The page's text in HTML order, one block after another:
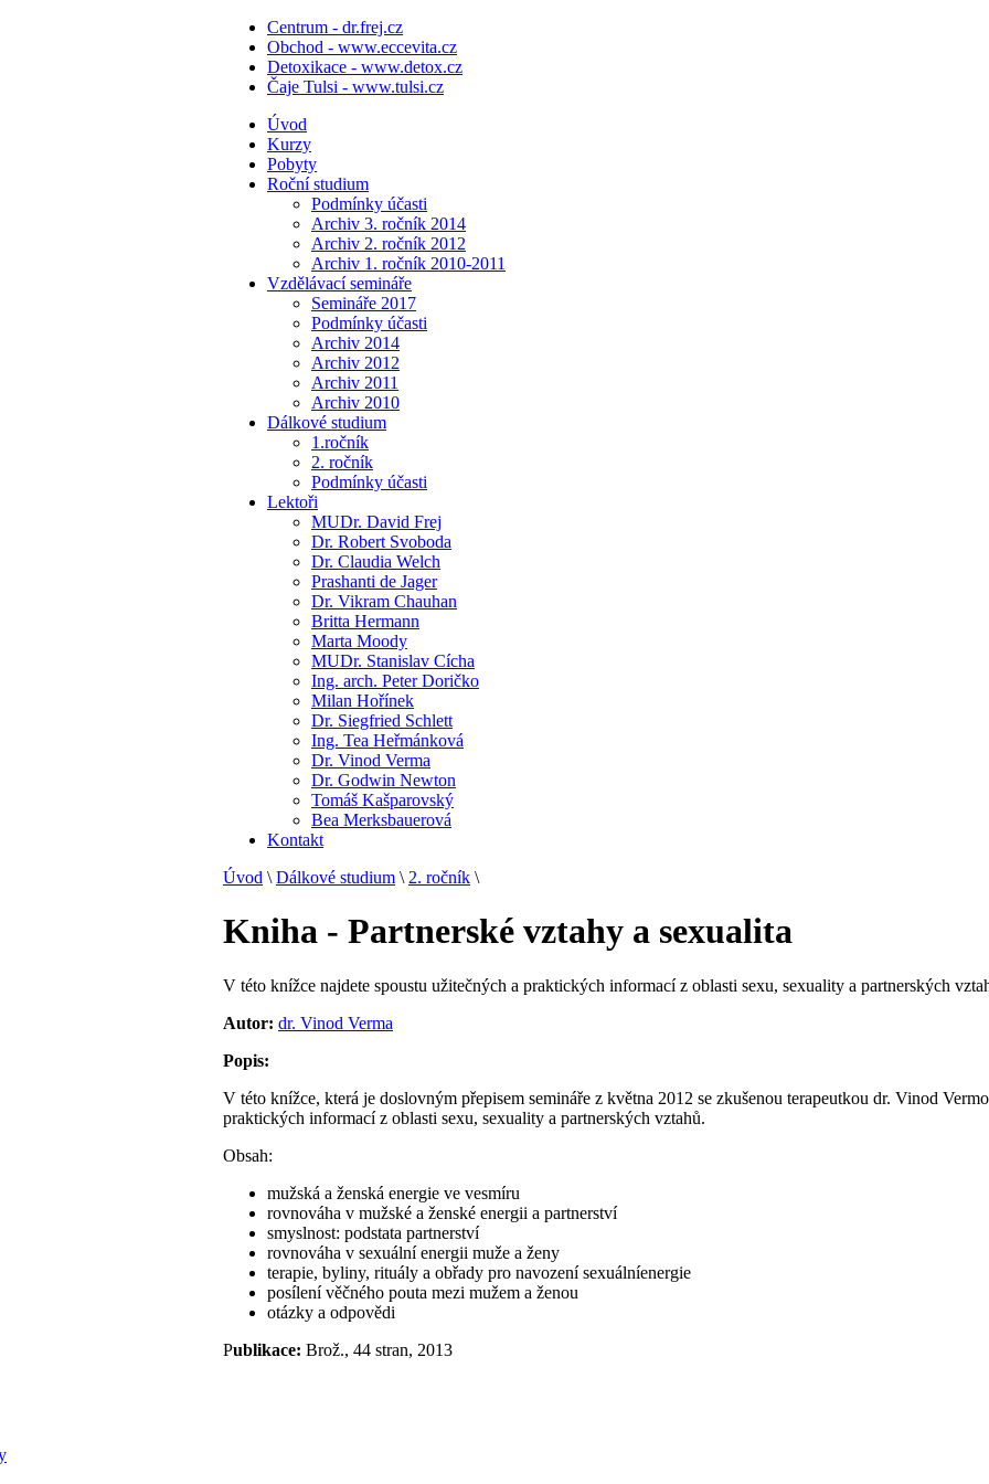
Centrum - dr.frej.cz
Obchod - www.eccevita.cz
Detoxikace - www.detox.cz
Čaje Tulsi - www.tulsi.cz
Úvod
Kurzy
Pobyty
Roční studium
Podmínky účasti
Archiv 3. ročník 2014
Archiv 2. ročník 2012
Archiv 1. ročník 2010-2011
Vzdělávací semináře
Semináře 2017
Podmínky účasti
Archiv 2014
Archiv 2012
Archiv 2011
Archiv 2010
Dálkové studium
1.ročník
2. ročník
Podmínky účasti
Lektoři
MUDr. David Frej
Dr. Robert Svoboda
Dr. Claudia Welch
Prashanti de Jager
Dr. Vikram Chauhan
Britta Hermann
Marta Moody
MUDr. Stanislav Cícha
Ing. arch. Peter Doričko
Milan Hořínek
Dr. Siegfried Schlett
Ing. Tea Heřmánková
Dr. Vinod Verma
Dr. Godwin Newton
Tomáš Kašparovský
Bea Merksbauerová
Kontakt
Úvod \ Dálkové studium \ 2. ročník \
Kniha - Partnerské vztahy a sexualita
V této knížce najdete spoustu užitečných a praktických informací z oblasti sexu, sexuality a partnerských
Autor: dr. Vinod Verma
Popis:
V této knížce, která je doslovným přepisem semináře z května 2012 se zkušenou terapeutkou dr. Vinod
praktických informací z oblasti sexu, sexuality a partnerských vztahů.
Obsah:
mužská a ženská energie ve vesmíru
rovnováha v mužské a ženské energii a partnerství
smyslnost: podstata partnerství
rovnováha v sexuální energii muže a ženy
terapie, byliny, rituály a obřady pro navození sexuálníenergie
posílení věčného pouta mezi mužem a ženou
otázky a odpovědi
Publikace: Brož., 44 stran, 2013